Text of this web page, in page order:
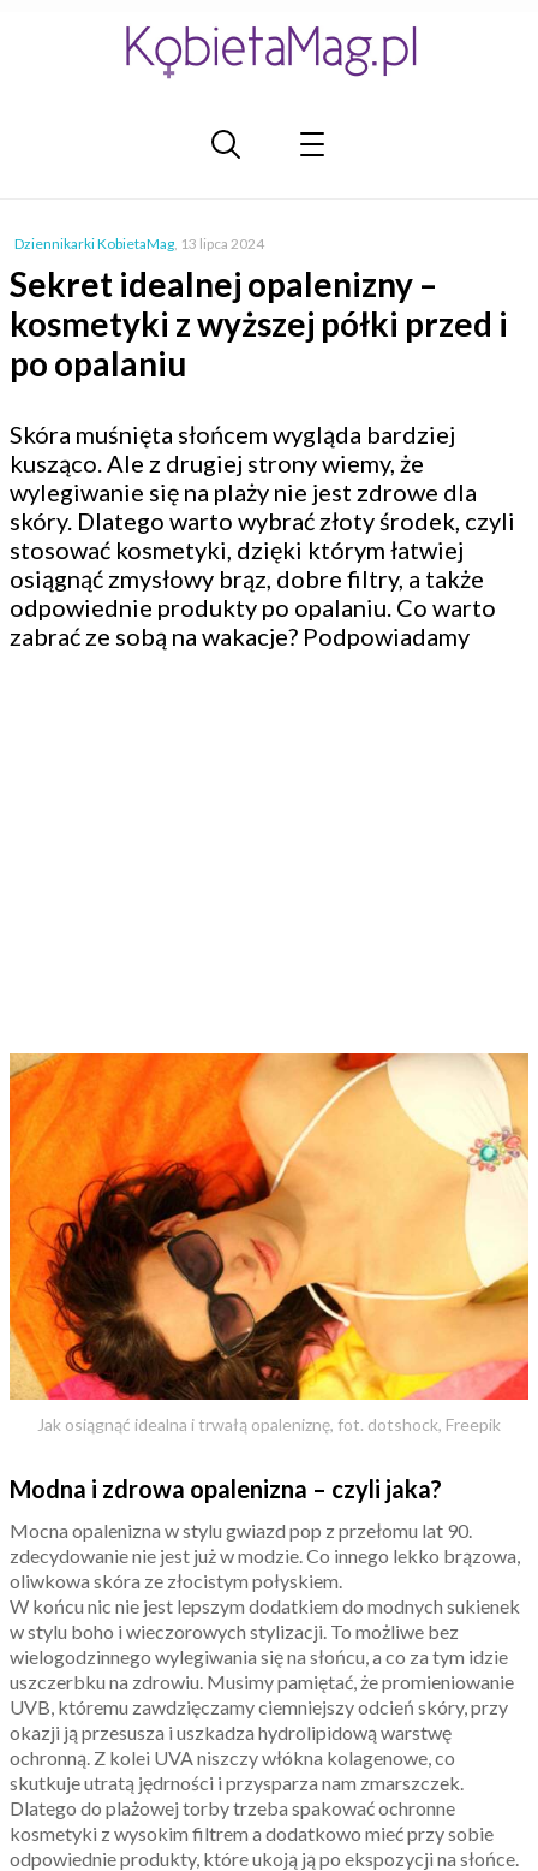
Dziennikarki KobietaMag, 13 lipca 2024
Sekret idealnej opalenizny –
kosmetyki z wyższej półki przed i
po opalaniu
Skóra muśnięta słońcem wygląda bardziej
kusząco. Ale z drugiej strony wiemy, że
wylegiwanie się na plaży nie jest zdrowe dla
skóry. Dlatego warto wybrać złoty środek, czyli
stosować kosmetyki, dzięki którym łatwiej
osiągnąć zmysłowy brąz, dobre filtry, a także
odpowiednie produkty po opalaniu. Co warto
zabrać ze sobą na wakacje? Podpowiadamy
Jak osiągnąć idealna i trwałą opaleniznę, fot. dotshock, Freepik
Modna i zdrowa opalenizna – czyli jaka?
Mocna opalenizna w stylu gwiazd pop z przełomu lat 90.
zdecydowanie nie jest już w modzie. Co innego lekko brązowa,
oliwkowa skóra ze złocistym połyskiem.
W końcu nic nie jest lepszym dodatkiem do modnych sukienek
w stylu boho i wieczorowych stylizacji. To możliwe bez
wielogodzinnego wylegiwania się na słońcu, a co za tym idzie
uszczerbku na zdrowiu. Musimy pamiętać, że promieniowanie
UVB, któremu zawdzięczamy ciemniejszy odcień skóry, przy
okazji ją przesusza i uszkadza hydrolipidową warstwę
ochronną. Z kolei UVA niszczy włókna kolagenowe, co
skutkuje utratą jędrności i przysparza nam zmarszczek.
Dlatego do plażowej torby trzeba spakować ochronne
kosmetyki z wysokim filtrem a dodatkowo mieć przy sobie
odpowiednie produkty, które ukoją ją po ekspozycji na słońce.